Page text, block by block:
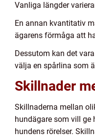
Vanliga längder
En annan kvantitativ
ägarens förmåga att
Dessutom kan det
välja en spårlina som
Skillnader
Skillnaderna mellan
hundägare som vill
hundens rörelser.